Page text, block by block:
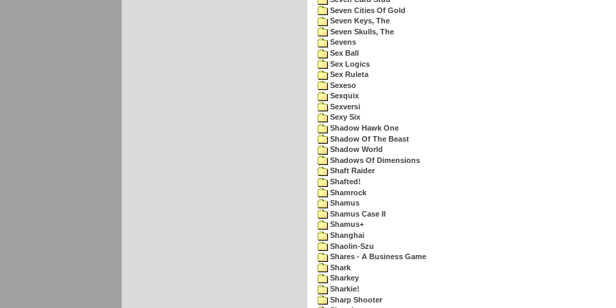
Seven Cities Of Gold
Seven Keys, The
Seven Skulls, The
Sevens
Sex Ball
Sex Logics
Sex Ruleta
Sexeso
Sexquix
Sexversi
Sexy Six
Shadow Hawk One
Shadow Of The Beast
Shadow World
Shadows Of Dimensions
Shaft Raider
Shafted!
Shamrock
Shamus
Shamus Case II
Shamus+
Shanghai
Shaolin-Szu
Shares - A Business Game
Shark
Sharkey
Sharkie!
Sharp Shooter